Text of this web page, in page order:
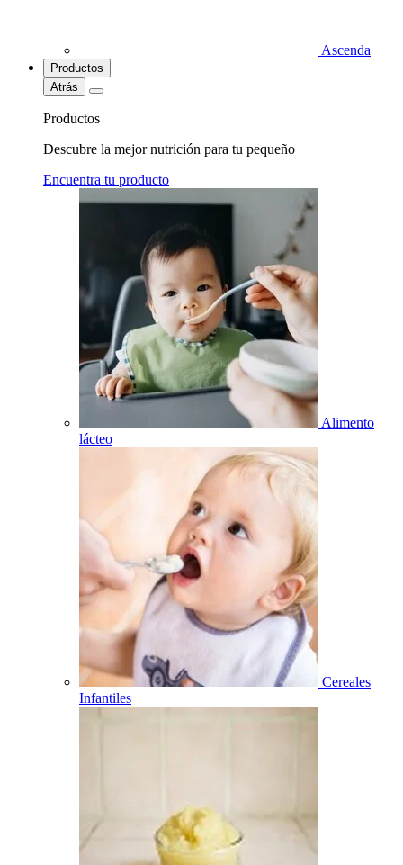
Ascenda
Productos
Atrás
Productos
Descubre la mejor nutrición para tu pequeño
Encuentra tu producto
Alimento
lácteo
Cereales
Infantiles